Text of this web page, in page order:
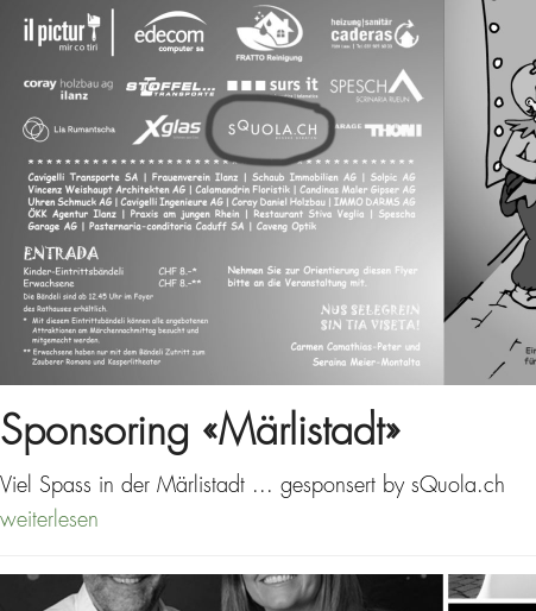
Sponsoring «Märlistadt»
Viel Spass in der Märlistadt ... gesponsert by sQuola.ch
weiterlesen